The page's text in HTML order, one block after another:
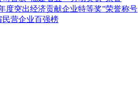
度突出经济贡献企业特等奖”荣誉称号
民营企业百强榜